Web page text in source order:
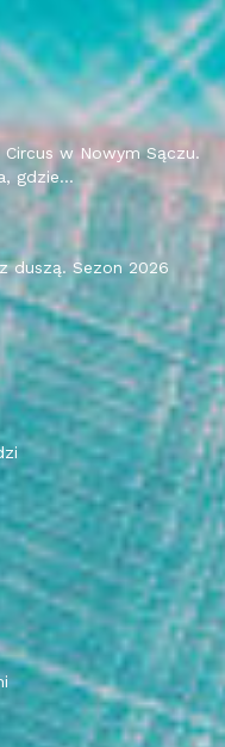
Circus w Nowym Sączu.
gdzie...
duszą. Sezon 2026